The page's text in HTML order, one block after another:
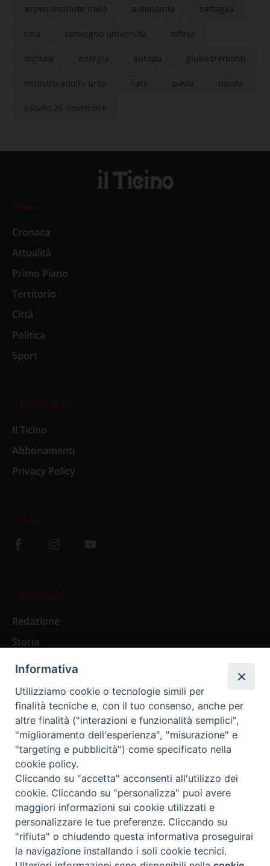
aspen institute italia autonomia battaglia
cina convegno università difesa
digitale energia europa giulio tremonti
ministro adolfo urso nato pavia russia
sabato 26 novembre
News
Cronaca
Attualità
Primo Piano
Territorio
Città
Politica
Sport
Il settimanale
Il Ticino
Abbonamenti
Privacy Policy
Social
L’editoriale
Redazione
Storia
Abbonamenti
Abbonamento Annuale Digitale
Abbonamento Annuale Cartaceo
Abbonamento Singola Copia Digitale
Redazione: Pavia, Piazza Duomo 11 - tel. 0382.24736 -
amministrazione@ilticino.it - repossi@ilticino.it - P.
IVA: 00213430184
Informativa
Utilizziamo cookie o tecnologie simili per
finalità tecniche e, con il tuo consenso, anche per
altre finalità ("interazioni e funzionalità semplici",
"miglioramento dell'esperienza", "misurazione" e
"targeting e pubblicità") come specificato nella
cookie policy.
Cliccando su "accetta" acconsenti all'utilizzo dei
cookie. Cliccando su "personalizza" puoi avere
maggiori informazioni sui cookie utilizzati e
personalizzare le tue preferenze. Cliccando su
"rifiuta" o chiudendo questa informativa proseguirai
la navigazione installando i soli cookie tecnici.